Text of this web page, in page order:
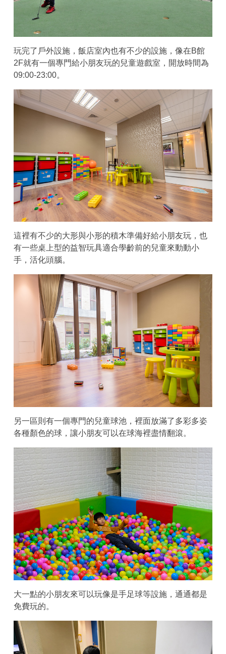
玩完了戶外設施，飯店室內也有不少的設施，像在B館
2F就有一個專門給小朋友玩的兒童遊戲室，開放時間為
09:00-23:00。
這裡有不少的大形與小形的積木準備好給小朋友玩，也
有一些桌上型的益智玩具適合學齡前的兒童來動動小
手，活化頭腦。
另一區則有一個專門的兒童球池，裡面放滿了多彩多姿
各種顏色的球，讓小朋友可以在球海裡盡情翻滾。
大一點的小朋友來可以玩像是手足球等設施，通通都是
免費玩的。